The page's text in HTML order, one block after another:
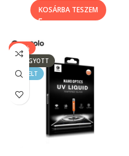
KOSÁRBA TESZEM
-63%
ELFOGYOTT
KIEMELT